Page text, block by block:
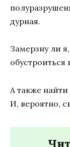
дурная.
Замерзну ли
обустроиться
А также
И, вероятно,